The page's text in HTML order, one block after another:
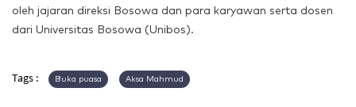
oleh jajaran direksi Bosowa dan para karyawan serta dosen
dari Universitas Bosowa (Unibos).
Tags : Buka puasa Aksa Mahmud